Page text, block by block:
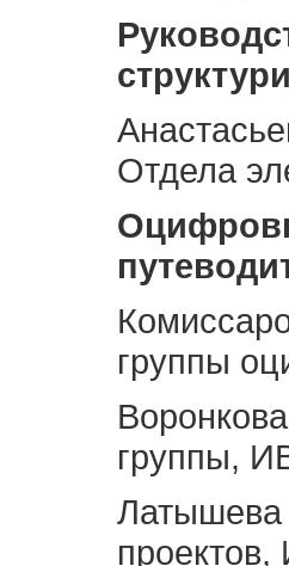
Отдела
группы
группы,